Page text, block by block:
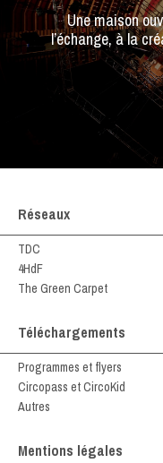
Une maison
l’échange, à la
Réseaux
TDC
4HdF
The Green Carpet
Téléchargements
Programmes et flyers
Circopass et CircoKid
Autres
Mentions légales